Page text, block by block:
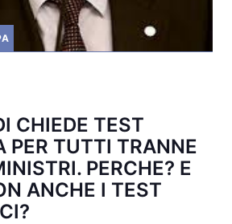
CHIEDE TEST
PER TUTTI TRANNE
PERCHE? E
ANCHE I TEST